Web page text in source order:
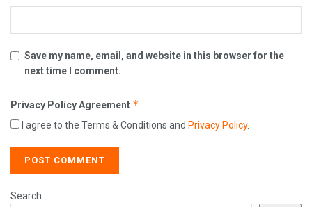
Save my name, email, and website in this browser for the
next time I comment.
Privacy Policy Agreement *
I agree to the Terms & Conditions and Privacy Policy.
Search